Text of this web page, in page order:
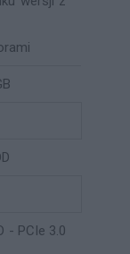
- PCIe 3.0